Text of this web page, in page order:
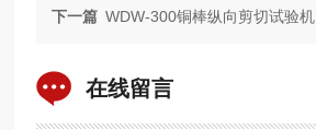
下一篇 WDW-300铜棒纵向剪切试验机
在线留言